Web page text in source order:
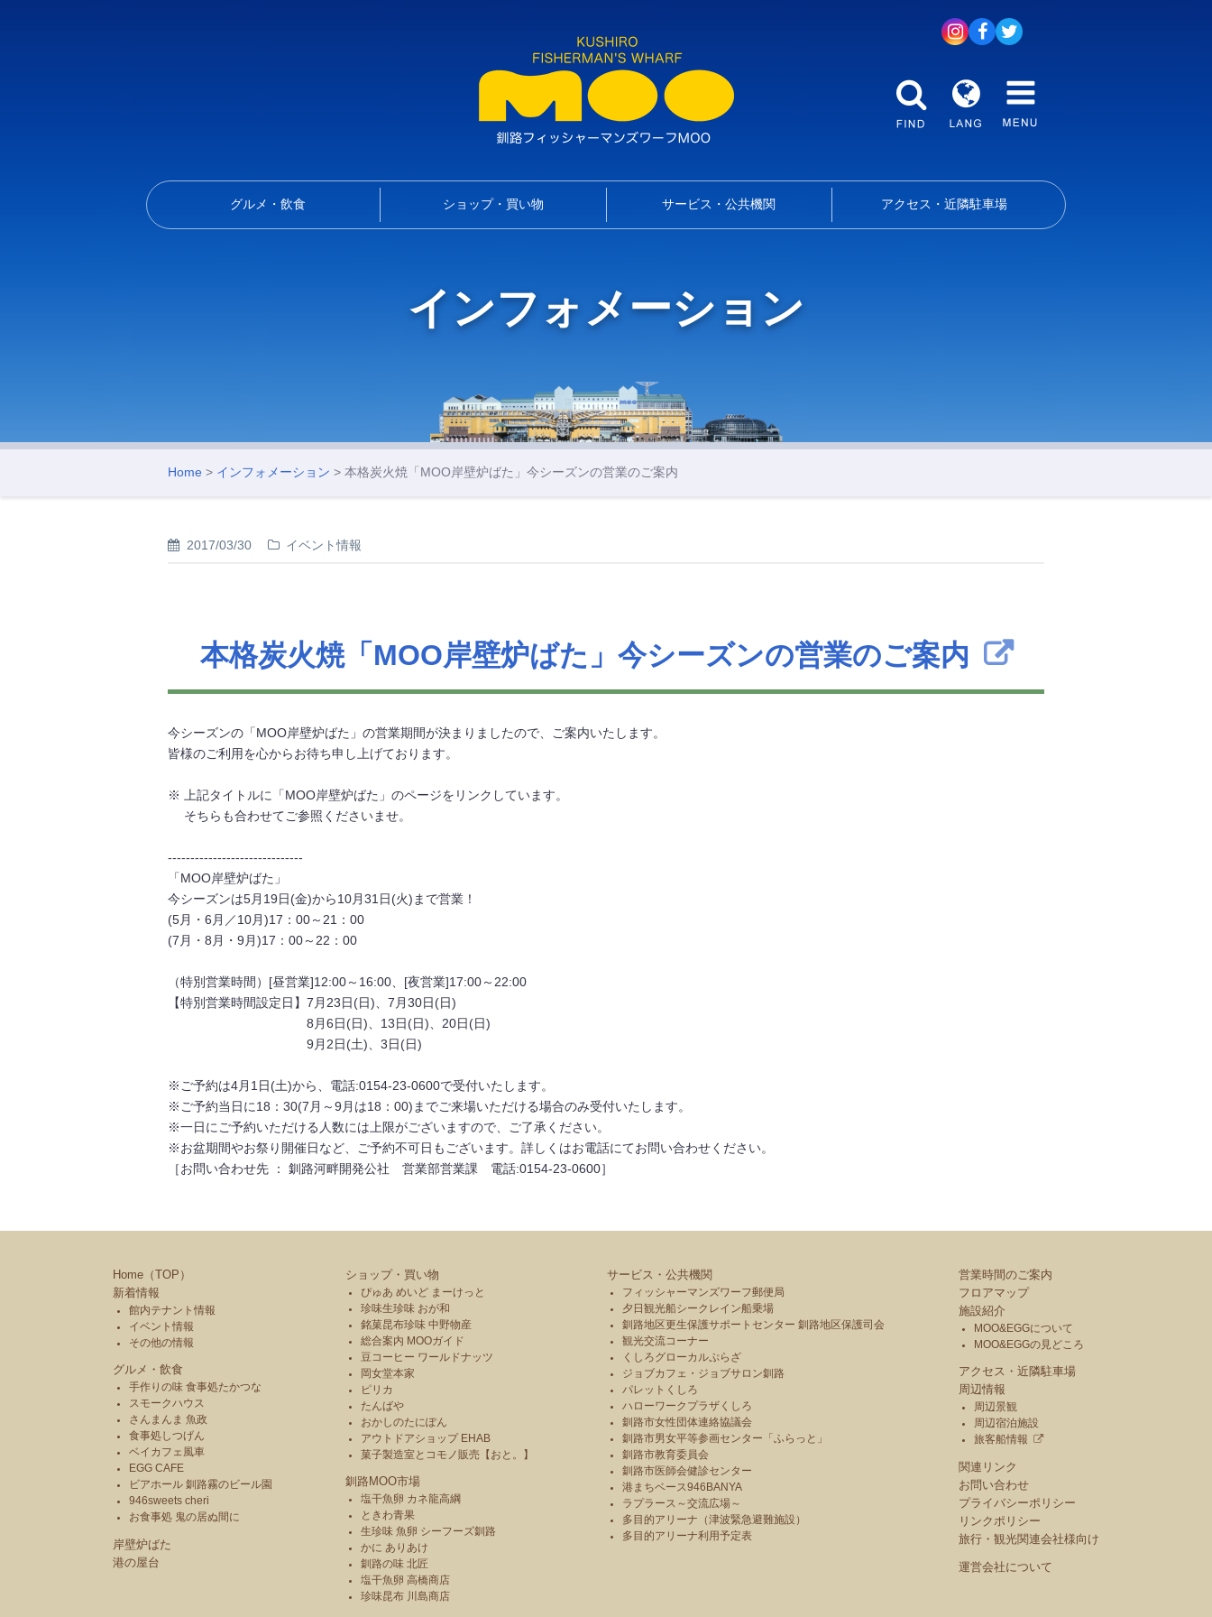
グルメ・飲食 ショップ・買い物 サービス・公共機関 アクセス・近隣駐車場
インフォメーション
Home > インフォメーション > 本格炭火焼「MOO岸壁炉ばた」今シーズンの営業のご案内
2017/03/30 イベント情報
本格炭火焼「MOO岸壁炉ばた」今シーズンの営業のご案内
今シーズンの「MOO岸壁炉ばた」の営業期間が決まりましたので、ご案内いたします。
皆様のご利用を心からお待ち申し上げております。
※ 上記タイトルに「MOO岸壁炉ばた」のページをリンクしています。
そちらも合わせてご参照くださいませ。
------------------------------
「MOO岸壁炉ばた」
今シーズンは5月19日(金)から10月31日(火)まで営業！
(5月・6月／10月)17：00～21：00
(7月・8月・9月)17：00～22：00
（特別営業時間）[昼営業]12:00～16:00、[夜営業]17:00～22:00
【特別営業時間設定日】7月23日(日)、7月30日(日)
8月6日(日)、13日(日)、20日(日)
9月2日(土)、3日(日)
※ご予約は4月1日(土)から、電話:0154-23-0600で受付いたします。
※ご予約当日に18：30(7月～9月は18：00)までご来場いただける場合のみ受付いたします。
※一日にご予約いただける人数には上限がございますので、ご了承ください。
※お盆期間やお祭り開催日など、ご予約不可日もございます。詳しくはお電話にてお問い合わせください。
［お問い合わせ先 ： 釧路河畔開発公社 営業部営業課 電話:0154-23-0600］
Home（TOP）
新着情報
館内テナント情報
イベント情報
その他の情報
グルメ・飲食
手作りの味 食事処たかつな
スモークハウス
さんまんま 魚政
食事処しつげん
ベイカフェ風車
EGG CAFE
ビアホール 釧路霧のビール園
946sweets cheri
お食事処 鬼の居ぬ間に
岸壁炉ばた
港の屋台
ショップ・買い物
ぴゅあ めいど まーけっと
珍味生珍味 おが和
銘菓昆布珍味 中野物産
総合案内 MOOガイド
豆コーヒー ワールドナッツ
岡女堂本家
ピリカ
たんばや
おかしのたにぽん
アウトドアショップ EHAB
菓子製造室とコモノ販売【おと。】
釧路MOO市場
塩干魚卵 カネ龍高綱
ときわ青果
生珍味 魚卵 シーフーズ釧路
かに ありあけ
釧路の味 北匠
塩干魚卵 高橋商店
珍味昆布 川島商店
サービス・公共機関
フィッシャーマンズワーフ郵便局
夕日観光船シークレイン船乗場
釧路地区更生保護サポートセンター 釧路地区保護司会
観光交流コーナー
くしろグローカルぷらざ
ジョブカフェ・ジョブサロン釧路
パレットくしろ
ハローワークプラザくしろ
釧路市女性団体連絡協議会
釧路市男女平等参画センター「ふらっと」
釧路市教育委員会
釧路市医師会健診センター
港まちベース946BANYA
ラプラース～交流広場～
多目的アリーナ（津波緊急避難施設）
多目的アリーナ利用予定表
営業時間のご案内
フロアマップ
施設紹介
MOO&EGGについて
MOO&EGGの見どころ
アクセス・近隣駐車場
周辺情報
周辺景観
周辺宿泊施設
旅客船情報
関連リンク
お問い合わせ
プライバシーポリシー
リンクポリシー
旅行・観光関連会社様向け
運営会社について